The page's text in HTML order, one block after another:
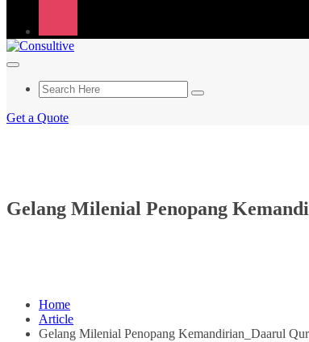
Get a Quote
Gelang Milenial Penopang
Home
Article
Gelang Milenial Penopang Kemandirian_Daarul